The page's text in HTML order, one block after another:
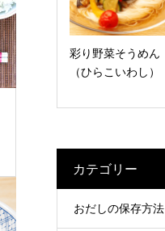
彩り野菜そうめん
（ひらこいわし）
カテゴリー
おだしの保存方法